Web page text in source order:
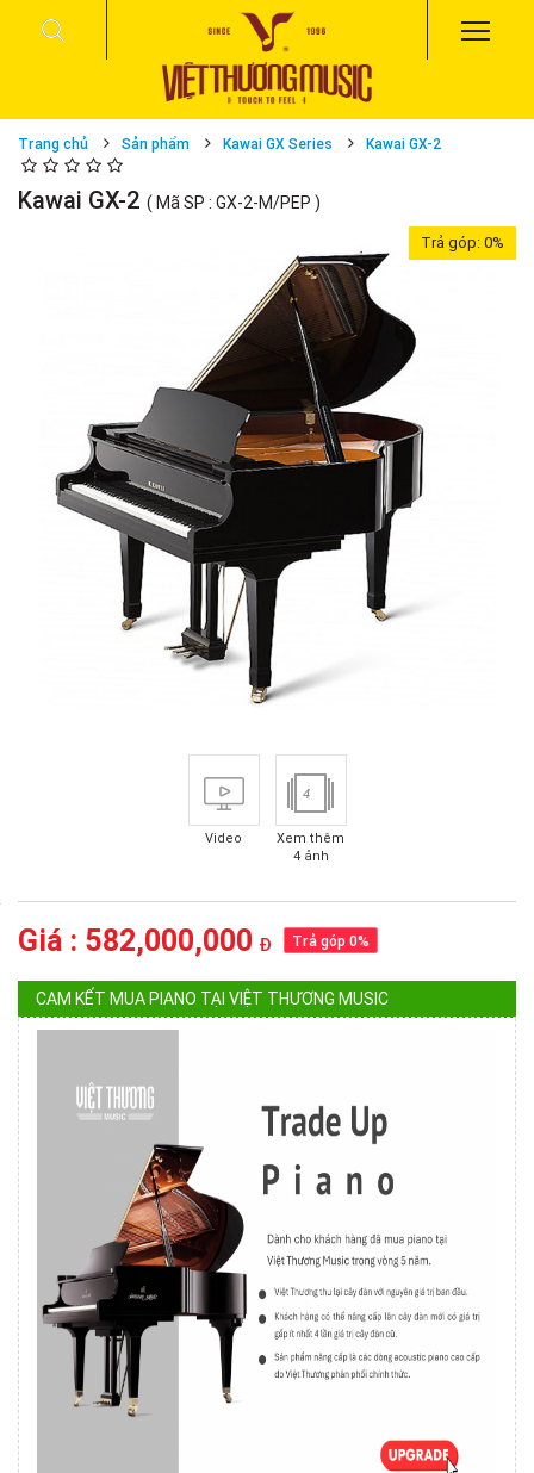
Trang chủ Sản phẩm Kawai GX Series Kawai GX-2
Kawai GX-2 ( Mã SP : GX-2-M/PEP )
Trả góp:0%
Video
4
Xem thêm
4 ảnh
Giá : 582,000,000 Đ Trả góp 0%
CAM KẾT MUA PIANO TẠI VIỆT THƯƠNG MUSIC